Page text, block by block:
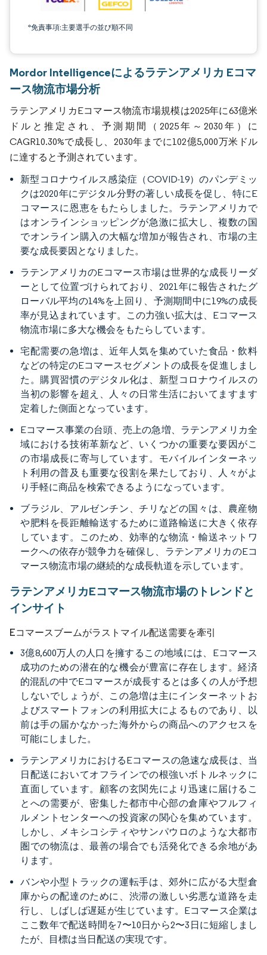
*免責事項:主要選手の並び順不同
Mordor Intelligenceによるラテンアメリカ Eコマ
ース物流市場分析
ラテンアメリカEコマース物流市場規模は2025年に63億米
ドルと推定され、予測期間（2025年～2030年）に
CAGR10.30%で成長し、2030年までに102億5,000万米ドル
に達すると予測されています。
新型コロナウイルス感染症（COVID-19）のパンデミッ
クは2020年にデジタル分野の著しい成長を促し、特にE
コマースに恩恵をもたらしました。ラテンアメリカで
はオンラインショッピングが急激に拡大し、複数の国
でオンライン購入の大幅な増加が報告され、市場の主
要な成長要因となりました。
ラテンアメリカのEコマース市場は世界的な成長リーダ
ーとして位置づけられており、2021年に報告されたグ
ローバル平均の14%を上回り、予測期間中に19%の成長
率が見込まれています。この力強い拡大は、Eコマース
物流市場に多大な機会をもたらしています。
宅配需要の急増は、近年人気を集めていた食品・飲料
などの特定のEコマースセグメントの成長を促進しまし
た。購買習慣のデジタル化は、新型コロナウイルスの
当初の影響を超え、人々の日常生活においてますます
定着した側面となっています。
Eコマース事業の台頭、売上の急増、ラテンアメリカ全
域における技術革新など、いくつかの重要な要因がこ
の市場成長に寄与しています。モバイルインターネッ
ト利用の普及も重要な役割を果たしており、人々がよ
り手軽に商品を検索できるようになっています。
ブラジル、アルゼンチン、チリなどの国々は、農産物
や肥料を長距離輸送するために道路輸送に大きく依存
しています。このため、効率的な物流・輸送ネットワ
ークへの依存が競争力を確保し、ラテンアメリカのEコ
マース物流市場の継続的な成長軌道を示しています。
ラテンアメリカEコマース物流市場のトレンドと
インサイト
Eコマースブームがラストマイル配送需要を牽引
3億8,600万人の人口を擁するこの地域には、Eコマース
成功のための潜在的な機会が豊富に存在します。経済
的混乱の中でEコマースが成長するとは多くの人が予想
しないでしょうが、この急増は主にインターネットお
よびスマートフォンの利用拡大によるものであり、以
前は手の届かなかった海外からの商品へのアクセスを
可能にしました。
ラテンアメリカにおけるEコマースの急速な成長は、当
日配送においてオフラインでの根強いボトルネックに
直面しています。顧客の玄関先により迅速に届けるこ
とへの需要が、密集した都市中心部の倉庫やフルフィ
ルメントセンターへの投資家の関心を集めています。
しかし、メキシコシティやサンパウロのような大都市
圏での物流は、最善の場合でも活発化できる余地があ
ります。
バンや小型トラックの運転手は、郊外に広がる大型倉
庫からの配達のために、渋滞の激しい劣悪な道路を走
行し、しばしば遅延が生じています。Eコマース企業は
ここ数年で配送時間を7〜10日から2〜3日に短縮しまし
たが、目標は当日配送の実現です。